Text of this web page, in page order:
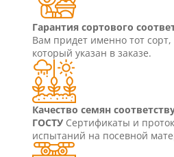
Гарантия сортового
Вам придет именно тот сорт,
который указан в заказе.
Качество семян
ГОСТУСертификаты и
испытаний на посевной